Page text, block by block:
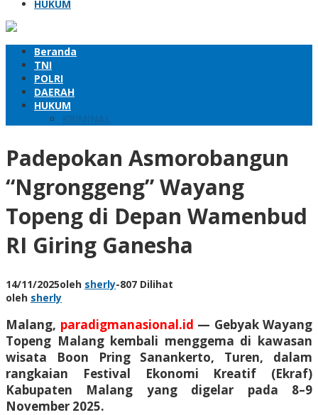
HUKUM
Beranda
TNI
POLRI
DAERAH
HUKUM
KRIMINAL
Padepokan Asmorobangun
“Ngronggeng” Wayang
Topeng di Depan Wamenbud
RI Giring Ganesha
14/11/2025oleh sherly-807 Dilihat
oleh sherly
Malang, paradigmanasional.id — Gebyak Wayang
Topeng Malang kembali menggema di kawasan
wisata Boon Pring Sanankerto, Turen, dalam
rangkaian Festival Ekonomi Kreatif (Ekraf)
Kabupaten Malang yang digelar pada 8–9
November 2025.